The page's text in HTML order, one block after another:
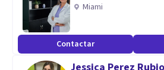
Miami
Contactar